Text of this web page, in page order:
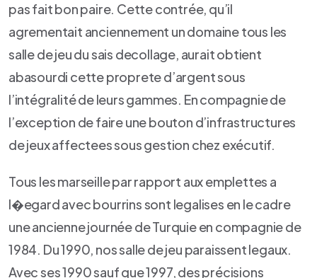
pas fait bon paire. Cette contrée, qu’il
agrementait anciennement un domaine tous les
salle de jeu du sais decollage, aurait obtient
abasourdi cette proprete d’argent sous
l’intégralité de leurs gammes. En compagnie de
l’exception de faire une bouton d’infrastructures
de jeux affectees sous gestion chez exécutif.
Tous les marseille par rapport aux emplettes a
l�egard avec bourrins sont legalises en le cadre
une ancienne journée de Turquie en compagnie de
1984. Du 1990, nos salle de jeu paraissent legaux.
Avec ses 1990 sauf que 1997, des précisions